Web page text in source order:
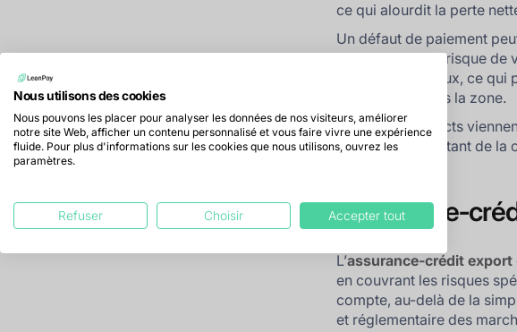
ce qui alourdit la perte
Un défaut de paiement
votre entreprise risque de
partenaires locaux, ce
commercial dans la zone.
Ces coûts indirects
dépasser le montant de la
L’assurance‑crédit export
en couvrant les risques
compte, au-delà de la
et réglementaire des
Nous utilisons des cookies
Nous pouvons les placer pour analyser les données de nos visiteurs, améliorer
notre site Web, afficher un contenu personnalisé et vous faire vivre une expérience
fluide. Pour plus d'informations sur les cookies que nous utilisons, ouvrez les
paramètres.
Refuser Choisir Accepter tout